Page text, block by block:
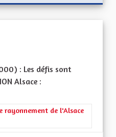
: Les défis sont
Alsace :
: La Culture, l'Education et
rayonnement de l'Alsace